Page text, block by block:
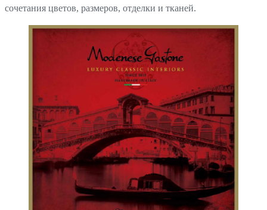
сочетания цветов, размеров, отделки и тканей.